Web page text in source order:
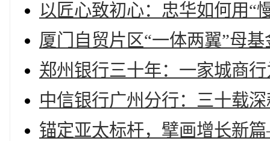
以匠心致初心：忠华如何用“
厦门自贸片区“一体两翼”母
郑州银行三十年：一家城商
中信银行广州分行：三十载
锚定亚太标杆，擘画增长新